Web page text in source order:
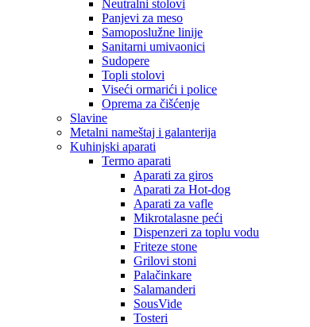
Neutralni stolovi
Panjevi za meso
Samoposlužne linije
Sanitarni umivaonici
Sudopere
Topli stolovi
Viseći ormarići i police
Oprema za čišćenje
Slavine
Metalni nameštaj i galanterija
Kuhinjski aparati
Termo aparati
Aparati za giros
Aparati za Hot-dog
Aparati za vafle
Mikrotalasne peći
Dispenzeri za toplu vodu
Friteze stone
Grilovi stoni
Palačinkare
Salamanderi
SousVide
Tosteri